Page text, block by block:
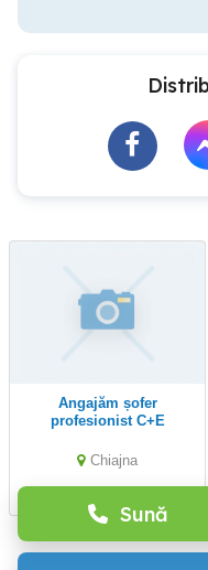
Sună
Angajăm șofer
profesionist C+E
frigorifică) Chiajna(IF)
Chiajna